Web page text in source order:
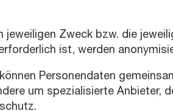
jeweiligen Zweck bzw. die
ist, werden
Personendaten
um spezialisierte Anbieter,